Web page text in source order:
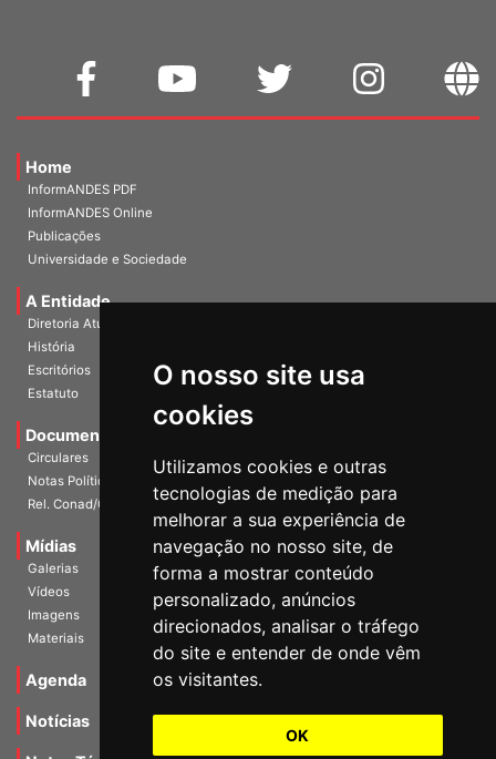
O nosso site usa
cookies
Utilizamos cookies e outras
tecnologias de medição para
melhorar a sua experiência de
navegação no nosso site, de
forma a mostrar conteúdo
personalizado, anúncios
direcionados, analisar o tráfego
do site e entender de onde vêm
os visitantes.
OK
Home
InformANDES PDF
InformANDES Online
Publicações
Universidade e Sociedade
A Entidade
Diretoria Atual
História
Escritórios
Estatuto
Documentos
Circulares
Notas Políticas
Rel. Conad/Congresso
Mídias
Galerias
Vídeos
Imagens
Materiais
Agenda
Notícias